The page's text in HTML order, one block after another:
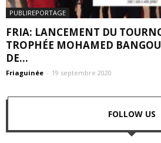
PUBLIREPORTAGE
FRIA: LANCEMENT DU
TROPHÉE MOHAMED
DE...
Friaguinée - 19 septembre 2020
FOLLOW US